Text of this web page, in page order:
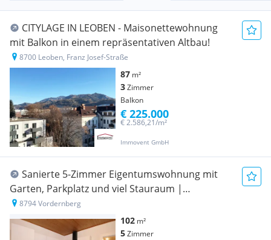
CITYLAGE IN LEOBEN - Maisonettewohnung
mit Balkon in einem repräsentativen Altbau!
8700 Leoben, Franz Josef-Straße
87 m²
3Zimmer
Balkon
Immovent GmbH
€ 2.586,21/m²
€ 225.000
Sanierte 5-Zimmer Eigentumswohnung mit
Garten, Parkplatz und viel Stauraum |
Vordernberg | IMS Immobilien KG
8794 Vordernberg
102 m²
5Zimmer